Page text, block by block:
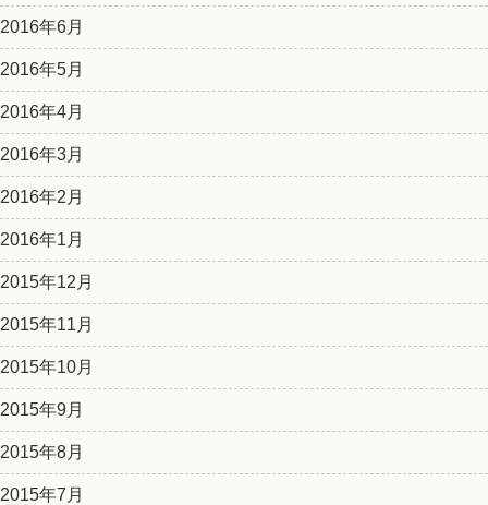
2016年6月
2016年5月
2016年4月
2016年3月
2016年2月
2016年1月
2015年12月
2015年11月
2015年10月
2015年9月
2015年8月
2015年7月